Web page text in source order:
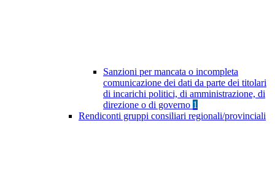
Sanzioni per mancata o incompleta
comunicazione dei dati da parte dei titolari
di incarichi politici, di amministrazione, di
direzione o di governo 1
Rendiconti gruppi consiliari regionali/provinciali